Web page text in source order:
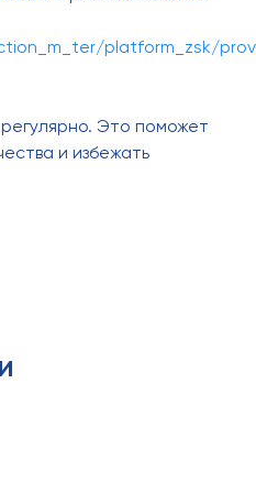
platform_zsk/
Это поможет
и избежать